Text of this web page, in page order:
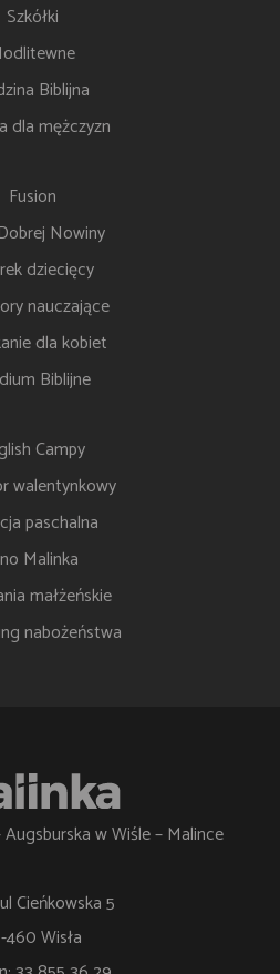
Szkółki
Biblijna
dla mężczyzn
Fusion
Nowiny
dziecięcy
nauczające
dla kobiet
Biblijne
Campy
walentynkowy
paschalna
Malinka
małżeńskie
nabożeństwa
w Wiśle – Malince
Cieńkowska 5
460 Wisła